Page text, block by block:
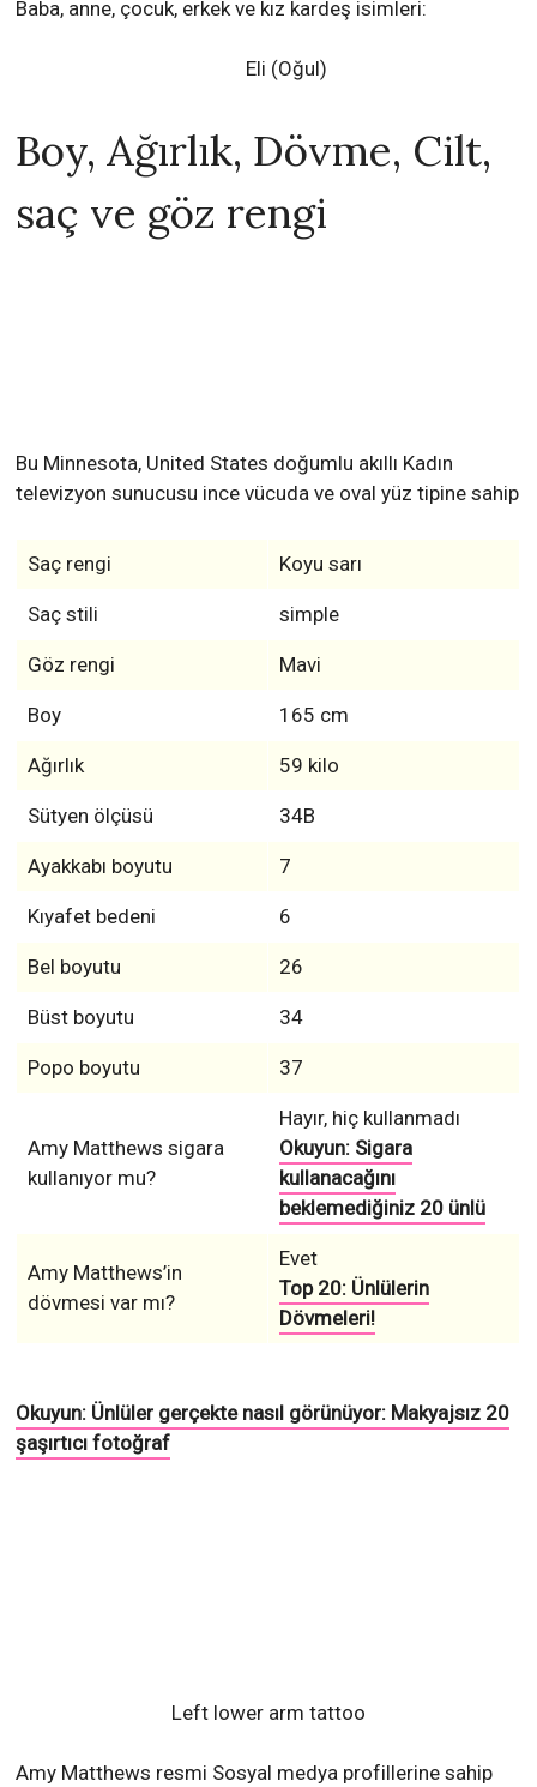
Baba, anne, çocuk, erkek ve kız kardeş isimleri:
Eli (Oğul)
Boy, Ağırlık, Dövme, Cilt,
saç ve göz rengi
Bu Minnesota, United States doğumlu akıllı Kadın
televizyon sunucusu ince vücuda ve oval yüz tipine sahip
Saç rengi Koyu sarı
Saç stili simple
Göz rengi Mavi
Boy 165 cm
Ağırlık 59 kilo
Sütyen ölçüsü 34B
Ayakkabı boyutu 7
Kıyafet bedeni 6
Bel boyutu 26
Büst boyutu 34
Popo boyutu 37
Amy Matthews sigara
kullanıyor mu?
Hayır, hiç kullanmadı
Okuyun: Sigara
kullanacağını
beklemediğiniz 20 ünlü
Amy Matthews’in
dövmesi var mı?
Evet
Top 20: Ünlülerin
Dövmeleri!
Okuyun: Ünlüler gerçekte nasıl görünüyor: Makyajsız 20
şaşırtıcı fotoğraf
Left lower arm tattoo
Amy Matthews resmi Sosyal medya profillerine sahip